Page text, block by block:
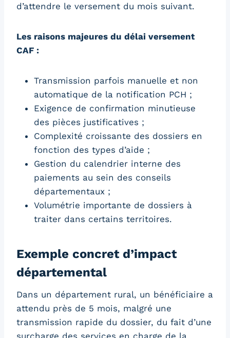
d’attendre le versement du mois suivant.
Les raisons majeures du délai versement
CAF :
Transmission parfois manuelle et non
automatique de la notification PCH ;
Exigence de confirmation minutieuse
des pièces justificatives ;
Complexité croissante des dossiers en
fonction des types d’aide ;
Gestion du calendrier interne des
paiements au sein des conseils
départementaux ;
Volumétrie importante de dossiers à
traiter dans certains territoires.
Exemple concret d’impact
départemental
Dans un département rural, un bénéficiaire a
attendu près de 5 mois, malgré une
transmission rapide du dossier, du fait d’une
surcharge des services en charge de la